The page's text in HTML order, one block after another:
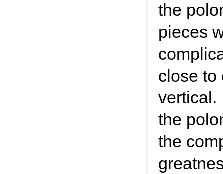
the
pieces
close to
vertical.
the
the